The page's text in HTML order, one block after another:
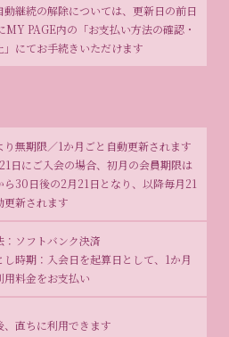
動継続の解除については、更新日の前日
MY PAGE内の「お支払い方法の確認・
」にてお手続きいただけます
り無期限／1か月ごと自動更新されます
日にご入会の場合、初月の会員期限は
ら30日後の2月21日となり、以降毎月21
更新されます
：ソフトバンク決済
し時期：入会日を起算日として、1か月
用料金をお支払い
、直ちに利用できます